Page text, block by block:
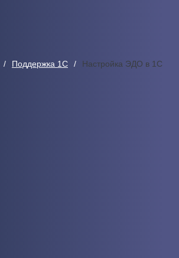
Поддержка 1С Настройка ЭДО в 1С